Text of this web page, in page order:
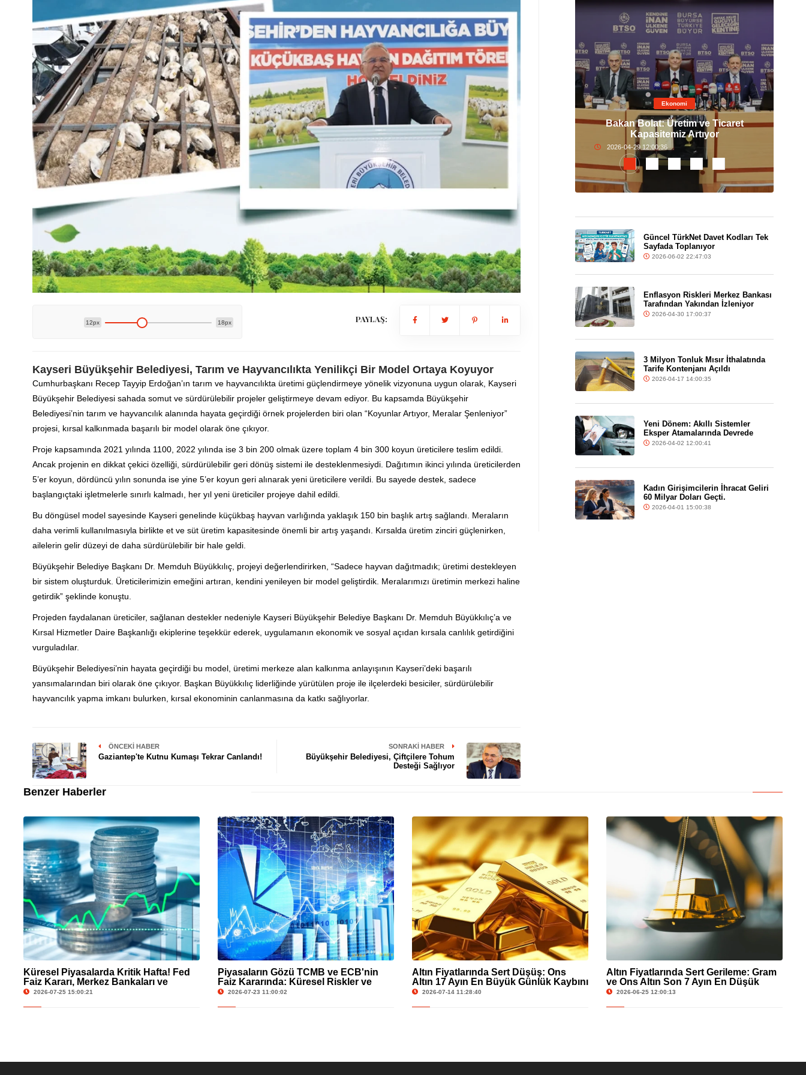
12px 18px PAYLAŞ:
Kayseri Büyükşehir Belediyesi, Tarım ve Hayvancılıkta Yenilikçi Bir Model Ortaya Koyuyor
Cumhurbaşkanı Recep Tayyip Erdoğan’ın tarım ve hayvancılıkta üretimi güçlendirmeye yönelik vizyonuna uygun olarak, Kayseri
Büyükşehir Belediyesi sahada somut ve sürdürülebilir projeler geliştirmeye devam ediyor. Bu kapsamda Büyükşehir
Belediyesi’nin tarım ve hayvancılık alanında hayata geçirdiği örnek projelerden biri olan “Koyunlar Artıyor, Meralar Şenleniyor”
projesi, kırsal kalkınmada başarılı bir model olarak öne çıkıyor.
Proje kapsamında 2021 yılında 1100, 2022 yılında ise 3 bin 200 olmak üzere toplam 4 bin 300 koyun üreticilere teslim edildi.
Ancak projenin en dikkat çekici özelliği, sürdürülebilir geri dönüş sistemi ile desteklenmesiydi. Dağıtımın ikinci yılında üreticilerden
5’er koyun, dördüncü yılın sonunda ise yine 5’er koyun geri alınarak yeni üreticilere verildi. Bu sayede destek, sadece
başlangıçtaki işletmelerle sınırlı kalmadı, her yıl yeni üreticiler projeye dahil edildi.
Bu döngüsel model sayesinde Kayseri genelinde küçükbaş hayvan varlığında yaklaşık 150 bin başlık artış sağlandı. Meraların
daha verimli kullanılmasıyla birlikte et ve süt üretim kapasitesinde önemli bir artış yaşandı. Kırsalda üretim zinciri güçlenirken,
ailelerin gelir düzeyi de daha sürdürülebilir bir hale geldi.
Büyükşehir Belediye Başkanı Dr. Memduh Büyükkılıç, projeyi değerlendirirken, “Sadece hayvan dağıtmadık; üretimi destekleyen
bir sistem oluşturduk. Üreticilerimizin emeğini artıran, kendini yenileyen bir model geliştirdik. Meralarımızı üretimin merkezi haline
getirdik” şeklinde konuştu.
Projeden faydalanan üreticiler, sağlanan destekler nedeniyle Kayseri Büyükşehir Belediye Başkanı Dr. Memduh Büyükkılıç’a ve
Kırsal Hizmetler Daire Başkanlığı ekiplerine teşekkür ederek, uygulamanın ekonomik ve sosyal açıdan kırsala canlılık getirdiğini
vurguladılar.
Büyükşehir Belediyesi’nin hayata geçirdiği bu model, üretimi merkeze alan kalkınma anlayışının Kayseri’deki başarılı
yansımalarından biri olarak öne çıkıyor. Başkan Büyükkılıç liderliğinde yürütülen proje ile ilçelerdeki besiciler, sürdürülebilir
hayvancılık yapma imkanı bulurken, kırsal ekonominin canlanmasına da katkı sağlıyorlar.
ÖNCEKI HABER
Gaziantep'te Kutnu Kumaşı Tekrar Canlandı!
SONRAKI HABER
Büyükşehir Belediyesi, Çiftçilere Tohum
Desteği Sağlıyor
Ekonomi
Martta Zirve Mevduat Faizi Yıllıkta Altın
Seviyesine Ulaştı.
2026-04-08 11:00:38
Ekonomi
Bakan Bolat: Üretim ve Ticaret
Kapasitemiz Artıyor
2026-04-29 12:00:36
Güncel TürkNet Davet Kodları Tek
Sayfada Toplanıyor
2026-06-02 22:47:03
Enflasyon Riskleri Merkez Bankası
Tarafından Yakından İzleniyor
2026-04-30 17:00:37
3 Milyon Tonluk Mısır İthalatında
Tarife Kontenjanı Açıldı
2026-04-17 14:00:35
Yeni Dönem: Akıllı Sistemler
Eksper Atamalarında Devrede
2026-04-02 12:00:41
Kadın Girişimcilerin İhracat Geliri
60 Milyar Doları Geçti.
2026-04-01 15:00:38
Benzer Haberler
Küresel Piyasalarda Kritik Hafta! Fed
Faiz Kararı, Merkez Bankaları ve
Ekonomik Veriler Gündemde
2026-07-25 15:00:21
Piyasaların Gözü TCMB ve ECB'nin
Faiz Kararında: Küresel Riskler ve
Teknoloji Hisseleri Gündemde
2026-07-23 11:00:02
Altın Fiyatlarında Sert Düşüş: Ons
Altın 17 Ayın En Büyük Günlük Kaybını
Yaşadı
2026-07-14 11:28:40
Altın Fiyatlarında Sert Gerileme: Gram
ve Ons Altın Son 7 Ayın En Düşük
Seviyesinde
2026-06-25 12:00:13